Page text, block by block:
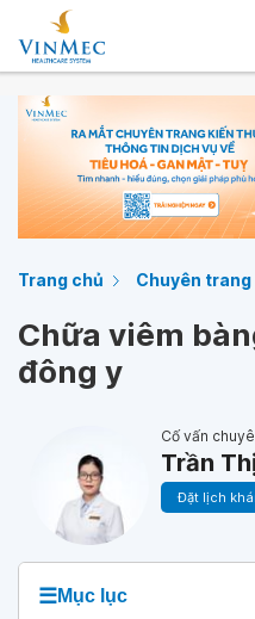
Trang chủ Chuyên
Chữa viêm
đông y
Cố vấn
Trần
Đặt lịch
☰Mục lục